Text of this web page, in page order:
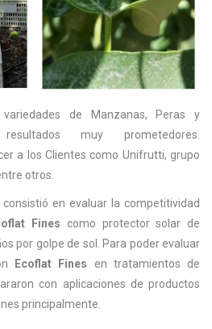
de Manzanas, Peras y
muy prometedores.
a los Clientes como Unifrutti, grupo
otros.
en evaluar la competitividad
Fines como protector solar de
por golpe de sol. Para poder evaluar
Ecoflat Fines en tratamientos de
con aplicaciones de productos
principalmente.